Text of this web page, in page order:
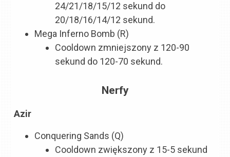
24/21/18/15/12 sekund do
20/18/16/14/12 sekund.
Mega Inferno Bomb (R)
Cooldown zmniejszony z 120-90
sekund do 120-70 sekund.
Nerfy
Azir
Conquering Sands (Q)
Cooldown zwiększony z 15-5 sekund